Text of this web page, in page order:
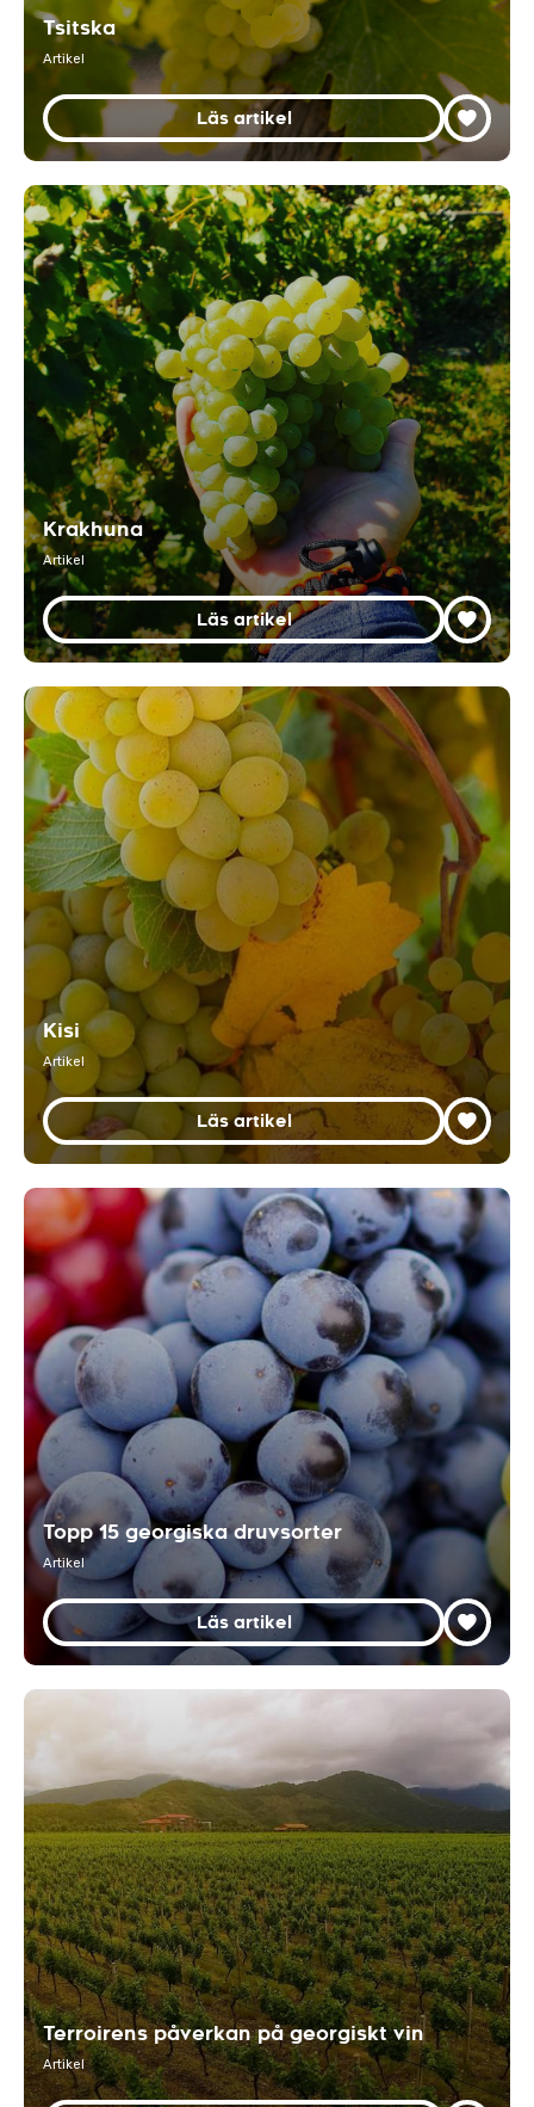
Tsitska
Artikel
Läs artikel
Krakhuna
Artikel
Läs artikel
Kisi
Artikel
Läs artikel
Topp 15 georgiska druvsorter
Artikel
Läs artikel
Terroirens påverkan på georgiskt vin
Artikel